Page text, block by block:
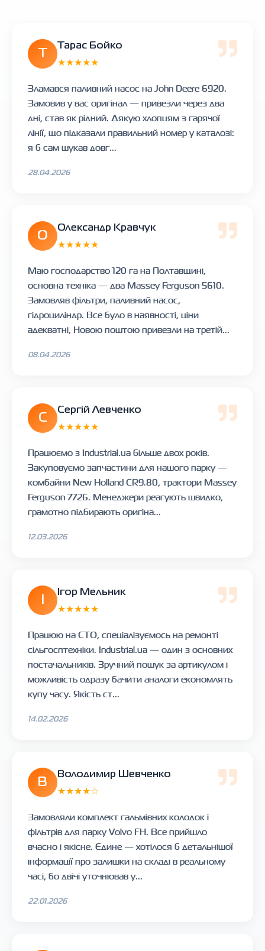
Тарас Бойко
★★★★★
Зламався паливний насос на John Deere 6920.
Замовив у вас оригінал — привезли через два
дні, став як рідний. Дякую хлопцям з гарячої
лінії, що підказали правильний номер у каталозі:
я б сам шукав довг...
28.04.2026
О
Олександр Кравчук
★★★★★
Маю господарство 120 га на Полтавщині,
основна техніка — два Massey Ferguson 5610.
Замовляв фільтри, паливний насос,
гідроциліндр. Все було в наявності, ціни
адекватні, Новою поштою привезли на третій...
08.04.2026
С
Сергій Левченко
★★★★★
Працюємо з Industrial.ua більше двох років.
Закуповуємо запчастини для нашого парку —
комбайни New Holland CR9.80, трактори Massey
Ferguson 7726. Менеджери реагують швидко,
грамотно підбирають оригіна...
12.03.2026
Ігор Мельник
★★★★★
Працюю на СТО, спеціалізуємось на ремонті
сільгосптехніки. Industrial.ua — один з основних
постачальників. Зручний пошук за артикулом і
можливість одразу бачити аналоги економлять
купу часу. Якість ст...
14.02.2026
В
Володимир Шевченко
★★★★☆
Замовляли комплект гальмівних колодок і
фільтрів для парку Volvo FH. Все прийшло
вчасно і якісне. Єдине — хотілося б детальнішої
інформації про залишки на складі в реальному
часі, бо двічі уточнював у...
22.01.2026